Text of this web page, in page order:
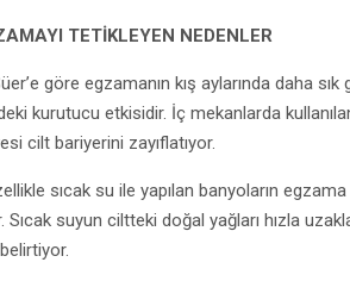
TETİKLEYEN NEDENLER
göre egzamanın kış aylarında daha
kurutucu etkisidir. İç mekanlarda
cilt bariyerini zayıflatıyor.
sıcak su ile yapılan banyoların
Sıcak suyun ciltteki doğal yağları hızla